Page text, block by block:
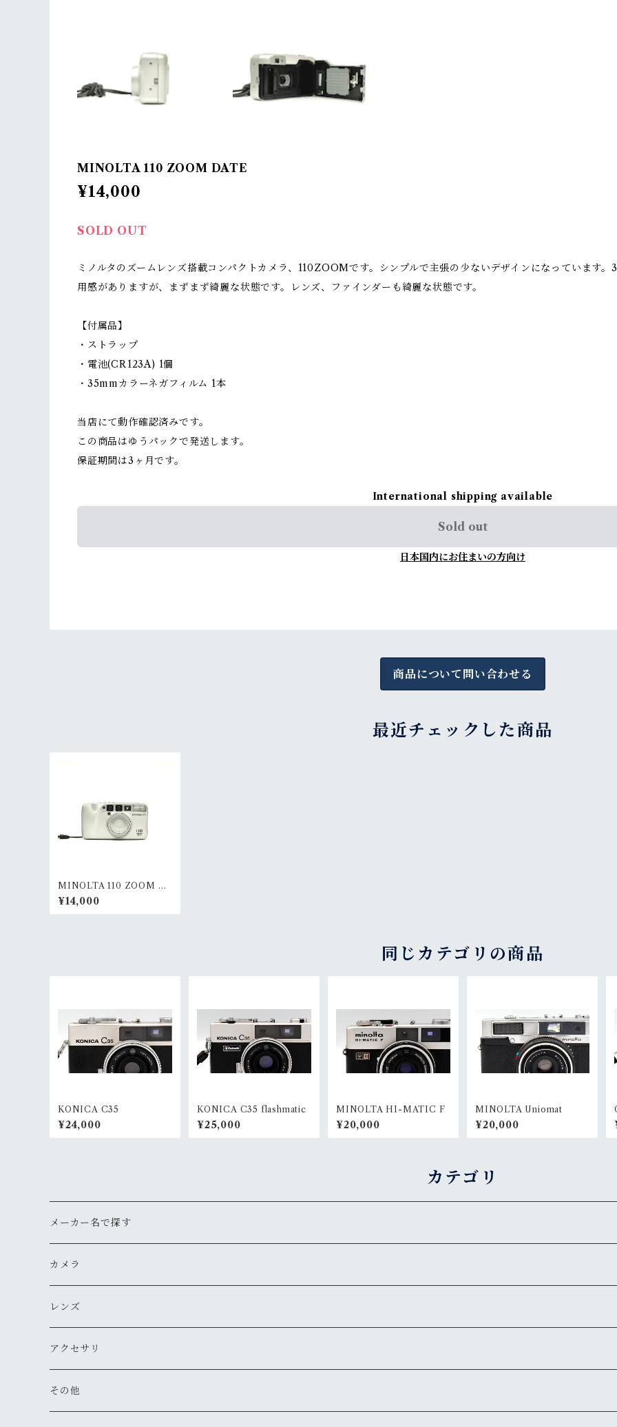
MINOLTA 110 ZOOM DATE
¥14,000
SOLD OUT
ミノルタのズームレンズ搭載コンパクトカメラ、110ZOOMです。シンプルで主張の少ないデザインになっています
用感がありますが、まずまず綺麗な状態です。レンズ、ファインダーも綺麗な状態です。
【付属品】
・ストラップ
・電池(CR123A) 1個
・35mmカラーネガフィルム 1本
当店にて動作確認済みです。
この商品はゆうパックで発送します。
保証期間は3ヶ月です。
International shipping available
Sold out
日本国内にお住まいの方向け
商品について問い合わせる
最近チェックした商品
MINOLTA 110 ZOOM DA
TE
¥14,000
同じカテゴリの商品
KONICA C35
¥24,000
KONICA C35 flashmatic
¥25,000
MINOLTA HI-MATIC F
¥20,000
MINOLTA Uniomat
¥20,000
カテゴリ
メーカー名で探す
ペンタックス
オリンパス
ニコン
キヤノン
カメラ
用途から探す
気軽にスナップ
マニュアル操作で本格的に
一眼レフ
ペンタックス
レンジファインダー(レンズ交換式)
レンズ
焦点距離から探す
広角
ニコンFマウント
アクセサリ
レンズフード
その他